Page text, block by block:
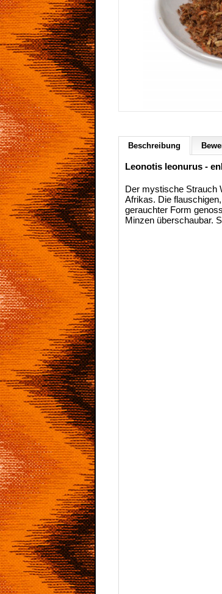
Beschreibung
Leonotis leonurus -
Der mystische Strauch
Afrikas. Die
gerauchter Form
Minzen überschaubar.